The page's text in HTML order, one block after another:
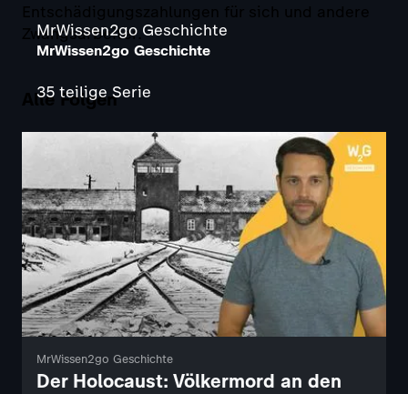
Entschädigungszahlungen für sich und andere
Zwangsarbeiter.
Alle Folgen
MrWissen2go Geschichte
MrWissen2go Geschichte
35 teilige Serie
MrWissen2go Geschichte
Der Holocaust: Völkermord an den